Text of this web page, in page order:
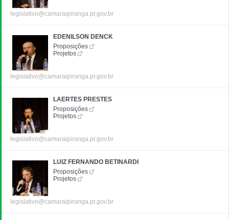
legislativo@camaraipiranga.pr.gov.br
EDENILSON DENCK
Proposições
Projetos
legislativo@camaraipiranga.pr.gov.br
LAERTES PRESTES
Proposições
Projetos
legislativo@camaraipiranga.pr.gov.br
LUIZ FERNANDO BETINARDI
Proposições
Projetos
legislativo@camaraipiranga.pr.gov.br